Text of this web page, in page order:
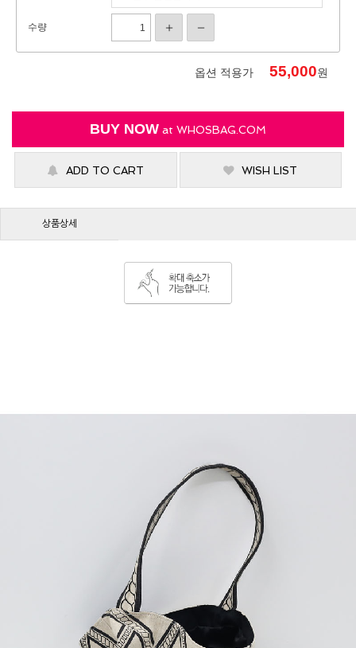
수량
옵션 적용가 55,000원
BUY NOW at WHOSBAG.COM
ADD TO CART WISH LIST
상품상세